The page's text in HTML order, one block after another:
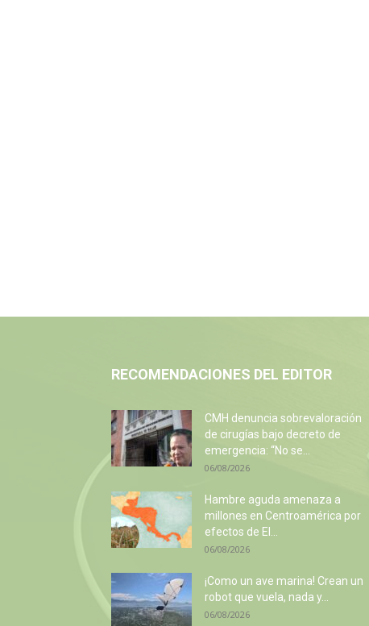
RECOMENDACIONES DEL EDITOR
CMH denuncia sobrevaloración
de cirugías bajo decreto de
emergencia: “No se...
06/08/2026
Hambre aguda amenaza a
millones en Centroamérica por
efectos de El...
06/08/2026
¡Como un ave marina! Crean un
robot que vuela, nada y...
06/08/2026